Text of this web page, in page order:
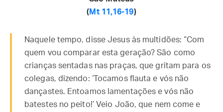
( Mt 11,16-19)
Naquele tempo, disse Jesus às multidões: “Com
quem vou comparar esta geração? São como
crianças sentadas nas praças, que gritam para os
colegas, dizendo: ‘Tocamos flauta e vós não
dançastes. Entoamos lamentações e vós não
batestes no peito!’ Veio João, que nem come e